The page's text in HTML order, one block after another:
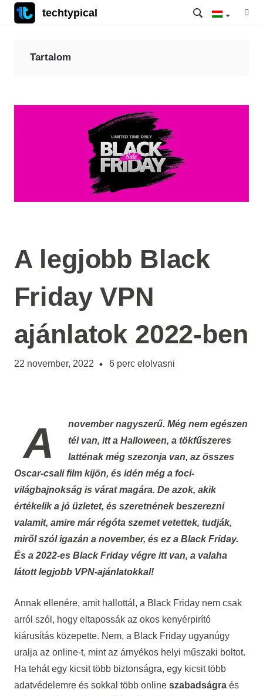
techtypical
A legjobb Black
Friday VPN
ajánlatok 2022-ben
22 november, 2022 6 perc elolvasni
A november nagyszerű. Még nem egészen
tél van, itt a Halloween, a tökfűszeres
latténak még szezonja van, az összes
Oscar-csali film kijön, és idén még a foci-
világbajnokság is várat magára. De azok, akik
értékelik a jó üzletet, és szeretnének beszerezni
valamit, amire már régóta szemet vetettek, tudják,
miről szól igazán a november, és ez a Black Friday.
És a 2022-es Black Friday végre itt van, a valaha
látott legjobb VPN-ajánlatokkal!
Annak ellenére, amit hallottál, a Black Friday nem csak
arról szól, hogy eltapossák az okos kenyérpirító
kiárusítás közepette. Nem, a Black Friday ugyanúgy
uralja az online-t, mint az árnyékos helyi műszaki boltot.
Ha tehát egy kicsit több biztonságra, egy kicsit több
adatvédelemre és sokkal több online szabadságraés
Tartalom